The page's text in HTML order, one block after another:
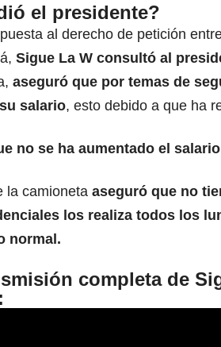
el presidente?
al derecho de petición
Sigue La W consultó al
aseguró que por temas de
salario, esto debido a que ha
no se ha aumentado el salario
la camioneta aseguró que no
los realiza todos los
normal.
completa de